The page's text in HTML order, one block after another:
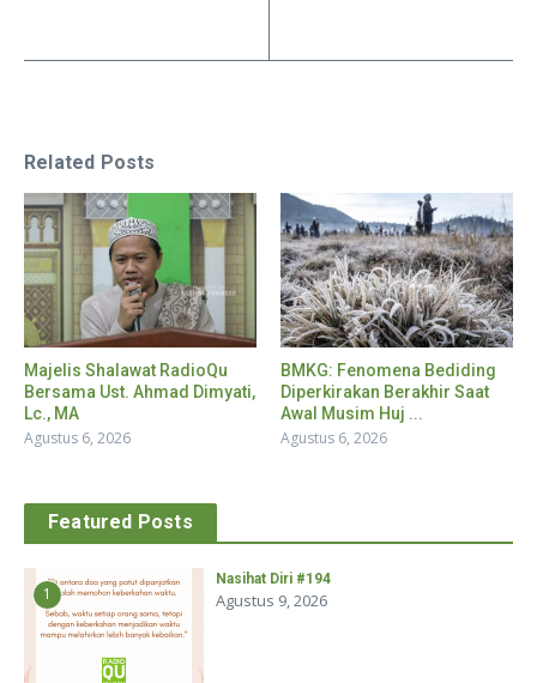
Related Posts
Majelis Shalawat RadioQu
Bersama Ust. Ahmad Dimyati,
Lc., MA
Agustus 6, 2026
BMKG: Fenomena Bediding
Diperkirakan Berakhir Saat
Awal Musim Huj ...
Agustus 6, 2026
Featured Posts
1
Nasihat Diri #194
Agustus 9, 2026